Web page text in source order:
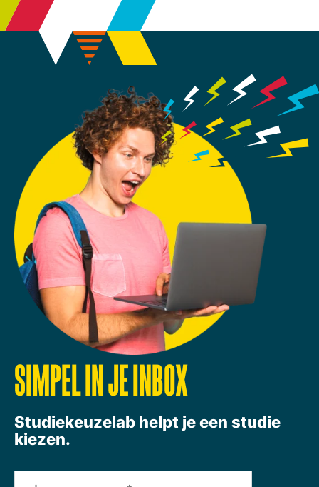
SIMPEL IN JE INBOX
Studiekeuzelab helpt je een studie
kiezen.